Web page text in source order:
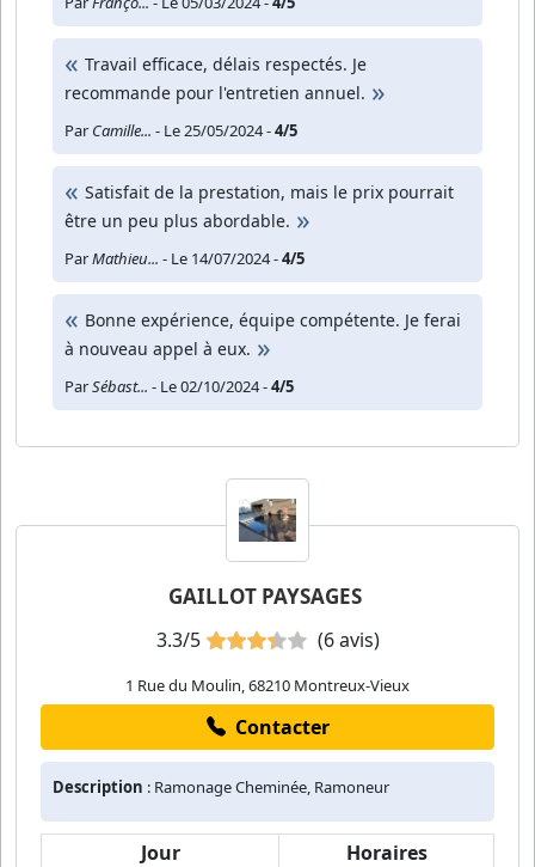
Travail efficace, délais respectés. Je
recommande pour l'entretien annuel.
Par Camille... - Le 25/05/2024 -4/5
Satisfait de la prestation, mais le prix pourrait
être un peu plus abordable.
ParMathieu... - Le 14/07/2024 -4/5
Bonne expérience, équipe compétente. Je ferai
à nouveau appel à eux.
ParSébast... - Le 02/10/2024 -4/5
GAILLOT PAYSAGES
3.3/5 (6 avis)
1 Rue du Moulin, 68210 Montreux-Vieux
Contacter
Description : Ramonage Cheminée, Ramoneur
Jour
Horaires